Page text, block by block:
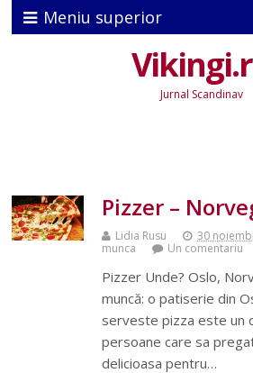
Meniu superior
Jurnal Scandinav
Pizzer –
Lidia Rusu 30
munca
Un comentariu
Pizzer Unde? Oslo,
muncă: o patiserie din
serveste pizza este un
persoane care sa
delicioasa pentru…